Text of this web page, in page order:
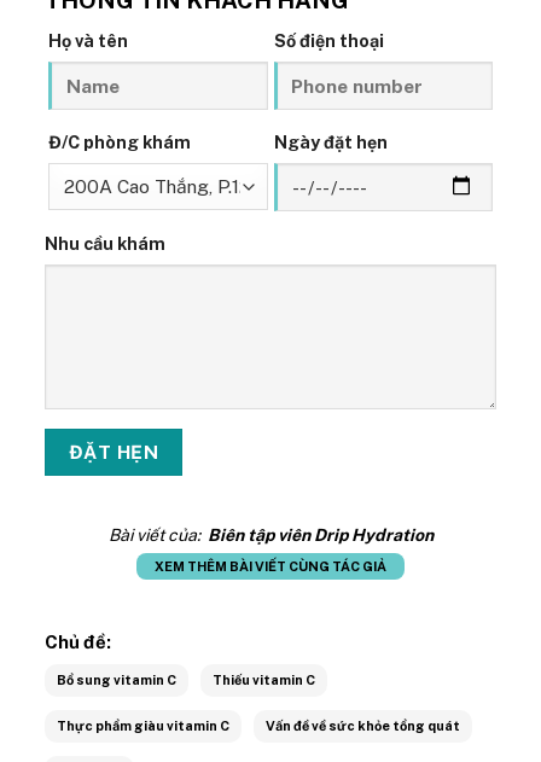
Họ và tên Số điện thoại
Đ/C phòng khám Ngày đặt hẹn
Nhu cầu khám
Bài viết của: Biên tập viên Drip Hydration
XEM THÊM BÀI VIẾT CÙNG TÁC GIẢ
Chủ đề:
Bổ sung vitamin C Thiếu vitamin C
Thực phẩm giàu vitamin C Vấn đề về sức khỏe tổng quát